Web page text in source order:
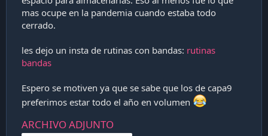
mas ocupe en la pandemia cuando estaba todo
cerrado.
les dejo un insta de rutinas con bandas: rutinas
bandas
Espero se motiven ya que se sabe que los de capa9
preferimos estar todo el año en volumen
ARCHIVO ADJUNTO